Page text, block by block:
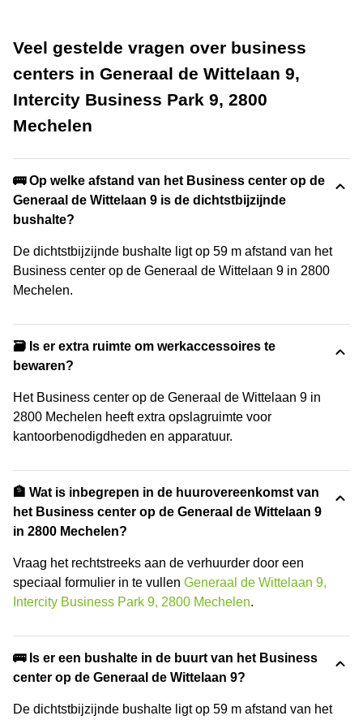
Veel gestelde vragen over business
centers in Generaal de Wittelaan 9,
Intercity Business Park 9, 2800
Mechelen
🚌 Op welke afstand van het Business center op de
Generaal de Wittelaan 9 is de dichtstbijzijnde
bushalte?
De dichtstbijzijnde bushalte ligt op 59 m afstand van het
Business center op de Generaal de Wittelaan 9 in 2800
Mechelen.
🗃️ Is er extra ruimte om werkaccessoires te
bewaren?
Het Business center op de Generaal de Wittelaan 9 in
2800 Mechelen heeft extra opslagruimte voor
kantoorbenodigdheden en apparatuur.
🏦 Wat is inbegrepen in de huurovereenkomst van
het Business center op de Generaal de Wittelaan 9
in 2800 Mechelen?
Vraag het rechtstreeks aan de verhuurder door een
speciaal formulier in te vullen Generaal de Wittelaan 9,
Intercity Business Park 9, 2800 Mechelen.
🚌 Is er een bushalte in de buurt van het Business
center op de Generaal de Wittelaan 9?
De dichtstbijzijnde bushalte ligt op 59 m afstand van het